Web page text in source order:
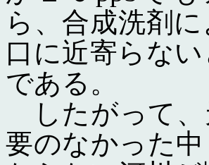
ら、合成洗剤
口に近寄らな
である。
したがって、
要のなかった